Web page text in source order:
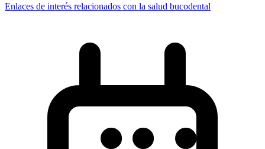
Enlaces de interés relacionados con la salud bucodental